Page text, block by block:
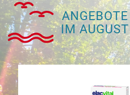
ANGEBOTE
IM AUGUST